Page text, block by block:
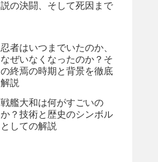
説の決闘、そして死因まで
忍者はいつまでいたのか、
なぜいなくなったのか？そ
の終焉の時期と背景を徹底
解説
戦艦大和は何がすごいの
か？技術と歴史のシンボル
としての解説